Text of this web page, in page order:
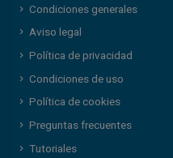
Condiciones generales
Aviso legal
Política de privacidad
Condiciones de uso
Política de cookies
Preguntas frecuentes
Tutoriales